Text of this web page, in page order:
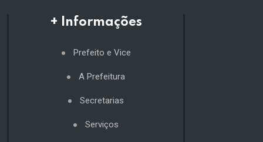
+ Informações
Prefeito e Vice
A Prefeitura
Secretarias
Serviços